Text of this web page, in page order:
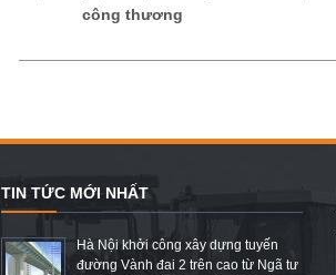
công thương
TIN TỨC MỚI NHẤT
Hà Nội khởi công xây dựng tuyến
đường Vành đai 2 trên cao từ Ngã tư